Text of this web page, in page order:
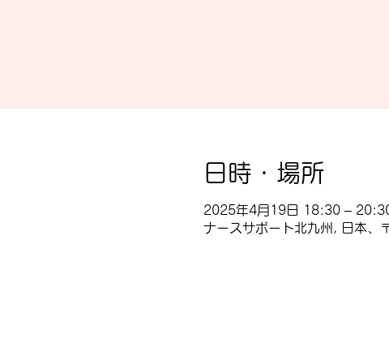
日時・場所
2025年4月19日 18:30 –
ナースサポート北九州, 日本、